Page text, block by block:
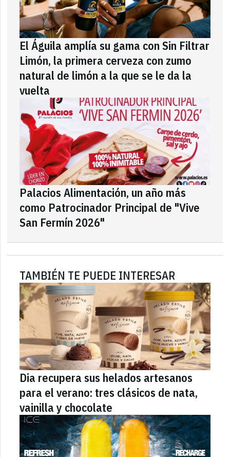
El Águila amplía su gama con Sin Filtrar
Limón, la primera cerveza con zumo
natural de limón a la que se le da la
vuelta
Palacios Alimentación, un año más
como Patrocinador Principal de "Vive
San Fermín 2026"
TAMBIÉN TE PUEDE INTERESAR
Dia recupera sus helados artesanos
para el verano: tres clásicos de nata,
vainilla y chocolate